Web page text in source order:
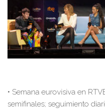
• Semana eurovisiva en
semifinales; seguimiento